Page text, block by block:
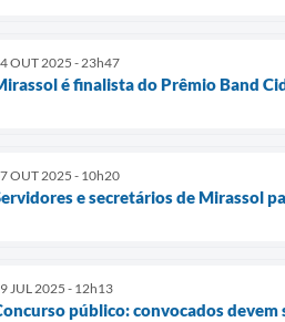
OUT 2025 - 23h47
é finalista do Prêmio Band
OUT 2025 - 10h20
e secretários de Mirassol
JUL 2025 - 12h13
público: convocados devem